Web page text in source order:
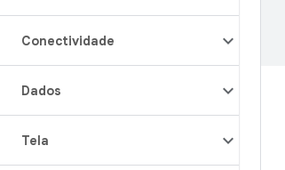
Conectividade
Dados
Tela